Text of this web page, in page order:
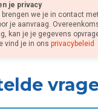
je privacy
brengen we je in contact
je aanvraag.
kan je je gegevens
vind je in ons privacybeleid